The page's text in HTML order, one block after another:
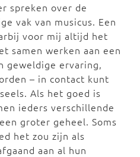
spreken over de
vak van musicus. Een
voor mij altijd het
samen werken aan een
geweldige ervaring,
– in contact kunt
Als het goed is
ieders verschillende
groter geheel. Soms
het zou zijn als
aan al hun